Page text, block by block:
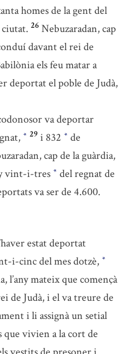
homes de la gent del
ciutat. 26 Nebuzaradan, cap
davant el rei de
els feu matar a
deportat el poble de Judà,
va deportar
* 29 i 832 * de
cap de la guàrdia,
vint-i-tres * del regnat de
va ser de 4.600.
estat deportat
i-cinc del mes dotzè, *
l’any mateix que començà
de Judà, i el va treure de
i li assignà un setial
que vivien a la cort de